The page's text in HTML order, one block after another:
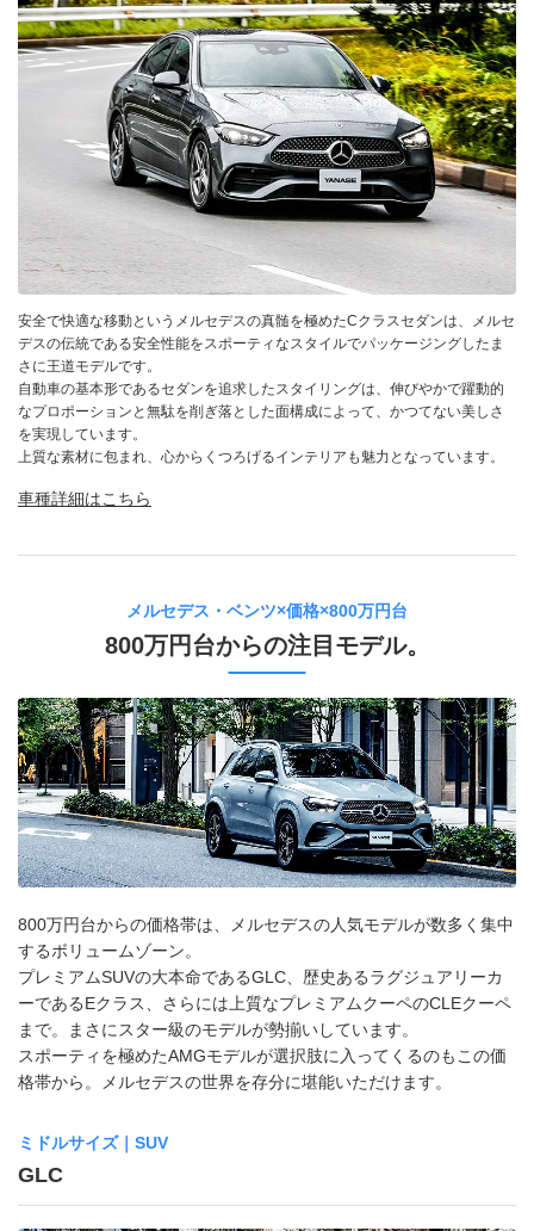
安全で快適な移動というメルセデスの真髄を極めたCクラスセダンは、メルセ
デスの伝統である安全性能をスポーティなスタイルでパッケージングしたま
さに王道モデルです。
自動車の基本形であるセダンを追求したスタイリングは、伸びやかで躍動的
なプロポーションと無駄を削ぎ落とした面構成によって、かつてない美しさ
を実現しています。
上質な素材に包まれ、心からくつろげるインテリアも魅力となっています。
車種詳細はこちら
メルセデス・ベンツ×価格×800万円台
800万円台からの注目モデル。
800万円台からの価格帯は、メルセデスの人気モデルが数多く集中
するボリュームゾーン。
プレミアムSUVの大本命であるGLC、歴史あるラグジュアリーカ
ーであるEクラス、さらには上質なプレミアムクーペのCLEクーペ
まで。まさにスター級のモデルが勢揃いしています。
スポーティを極めたAMGモデルが選択肢に入ってくるのもこの価
格帯から。メルセデスの世界を存分に堪能いただけます。
ミドルサイズ｜SUV
GLC